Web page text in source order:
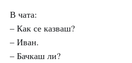
В чата:
– Как се казваш?
– Иван.
– Бачкаш ли?